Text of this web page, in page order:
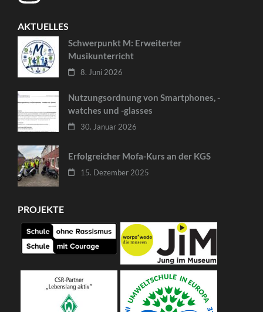
AKTUELLES
Schwerpunkt M: Erweiterter
Musikunterricht
8. Juni 2026
Nutzungsordnung von Smartphones, -
watches und -glasses
30. Januar 2026
Erfolgreicher Mofa-Kurs an der KGS
15. Dezember 2025
PROJEKTE